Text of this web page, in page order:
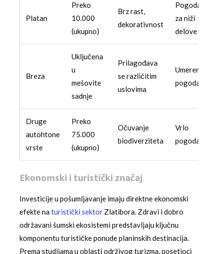
Platan
Preko
10.000
(ukupno)
Brz rast,
dekorativnost
Pogodan
za niži
delove
Breza
Uključena
u
mešovite
sadnje
Prilagođava
se različitim
uslovima
Umereno
pogodan
Druge
autohtone
vrste
Preko
75.000
(ukupno)
Očuvanje
biodiverziteta
Vrlo
pogodan
Ekonomski i turistički značaj
Investicije u pošumljavanje imaju direktne ekonomski
efekte naturistički sektor Zlatibora. Zdravi i dobro
održavani šumski ekosistemi predstavljaju ključnu
komponentu turističke ponude planinskih destinacija.
Prema studijama u oblasti održivog turizma, posetioci